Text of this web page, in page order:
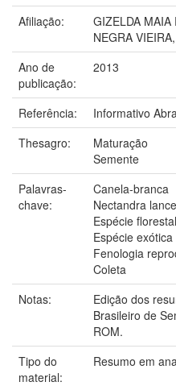
Afiliação:
GIZELDA MAIA
NEGRA
Ano de
publicação:
2013
Referência:
Informativo
Thesagro:
Maturação
Semente
Palavras-
chave:
Canela-branca
Nectandra
Espécie florestal
Espécie exótica
Fenologia
Coleta
Notas:
Edição dos
Brasileiro de
ROM.
Tipo do
material:
Resumo em